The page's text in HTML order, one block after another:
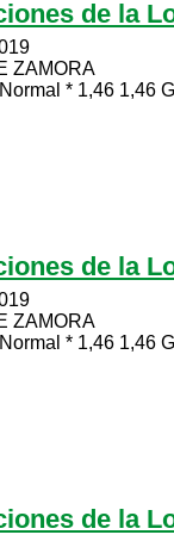
de la
ZAMORA
* 1,46 1,46
de la
ZAMORA
* 1,46 1,46
de la